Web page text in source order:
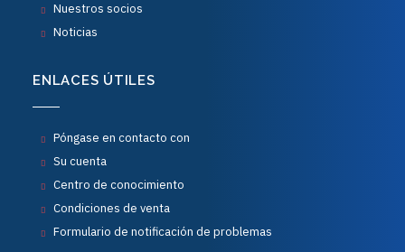
Nuestros socios
Noticias
ENLACES ÚTILES
Póngase en contacto con
Su cuenta
Centro de conocimiento
Condiciones de venta
Formulario de notificación de problemas